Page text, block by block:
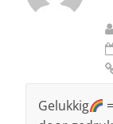
Gelukkig